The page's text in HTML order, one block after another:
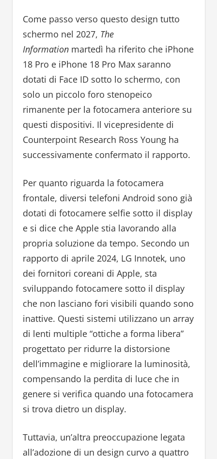
Come passo verso questo design tutto
schermo nel 2027, The
Informationmartedì ha riferito che iPhone
18 Pro e iPhone 18 Pro Max saranno
dotati di Face ID sotto lo schermo, con
solo un piccolo foro stenopeico
rimanente per la fotocamera anteriore su
questi dispositivi. Il vicepresidente di
Counterpoint Research Ross Young ha
successivamente confermato il rapporto.
Per quanto riguarda la fotocamera
frontale, diversi telefoni Android sono già
dotati di fotocamere selfie sotto il display
e si dice che Apple stia lavorando alla
propria soluzione da tempo. Secondo un
rapporto di aprile 2024, LG Innotek, uno
dei fornitori coreani di Apple, sta
sviluppando fotocamere sotto il display
che non lasciano fori visibili quando sono
inattive. Questi sistemi utilizzano un array
di lenti multiple “ottiche a forma libera”
progettato per ridurre la distorsione
dell’immagine e migliorare la luminosità,
compensando la perdita di luce che in
genere si verifica quando una fotocamera
si trova dietro un display.
Tuttavia, un’altra preoccupazione legata
all’adozione di un design curvo a quattro